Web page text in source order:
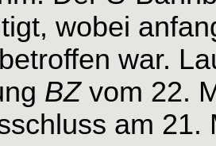
wobei
war.
BZvom 22.
am